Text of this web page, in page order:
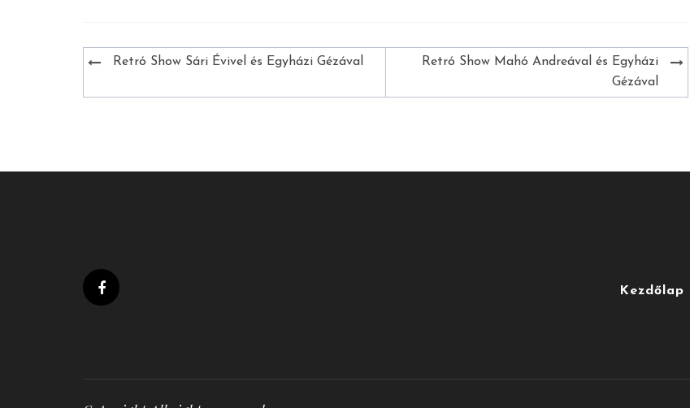
Bejegyzés
Retró Show Sári Évivel és Egyházi Gézával
Retró Show Mahó Andreával és Egyházi
Gézával
Kezdőlap